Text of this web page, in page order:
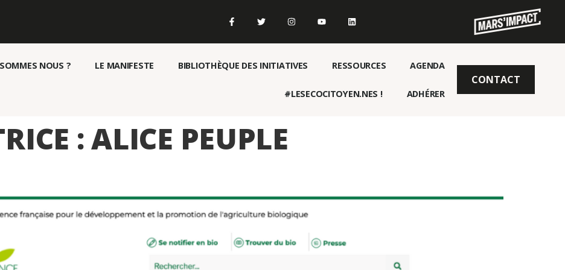
NOUS ? LE MANIFESTE BIBLIOTHÈQUE DES INITIATIVES RESSOURCES AGENDA
#LESECOCITOYEN.NES ! ADHÉRER
CONTACT
:ALICE PEUPLE